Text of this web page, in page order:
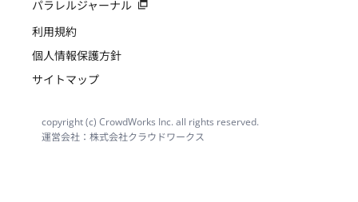
パラレルジャーナル
利用規約
個人情報保護方針
サイトマップ
copyright (c) CrowdWorks Inc. all rights reserved.
運営会社：株式会社クラウドワークス